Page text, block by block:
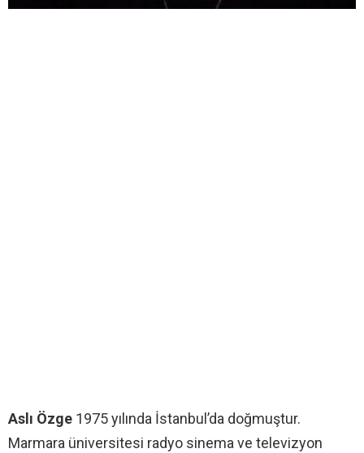
Aslı Özge 1975 yılında İstanbul’da doğmuştur.
Marmara üniversitesi radyo sinema ve televizyon